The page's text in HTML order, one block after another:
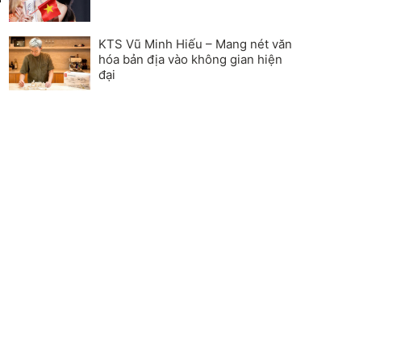
KTS Vũ Minh Hiếu – Mang nét văn
hóa bản địa vào không gian hiện
đại